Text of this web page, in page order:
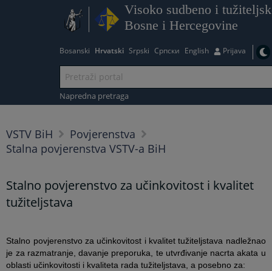
Visoko sudbeno i
Bosne i Hercegovine
Bosanski Hrvatski Srpski Српски English Prijava
Napredna pretraga
VSTV BiH
Povjerenstva
Stalna povjerenstva VSTV-a BiH
Stalno povjerenstvo za učinkovitost i kvalitet
tužiteljstava
Stalno povjerenstvo za učinkovitost i kvalitet tužiteljstava nadležnao
je za razmatranje, davanje preporuka, te utvrđivanje nacrta akata u
oblasti učinkovitosti i kvaliteta rada tužiteljstava, a posebno za: